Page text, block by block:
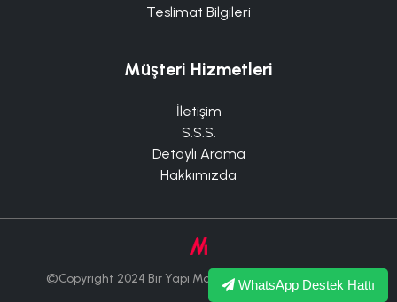
Teslimat Bilgileri
Müşteri Hizmetleri
İletişim
S.S.S.
Detaylı Arama
Hakkımızda
©Copyright 2024 Bir Yapı Market Tüm Hakları Saklıdır.
WhatsApp Destek Hattı